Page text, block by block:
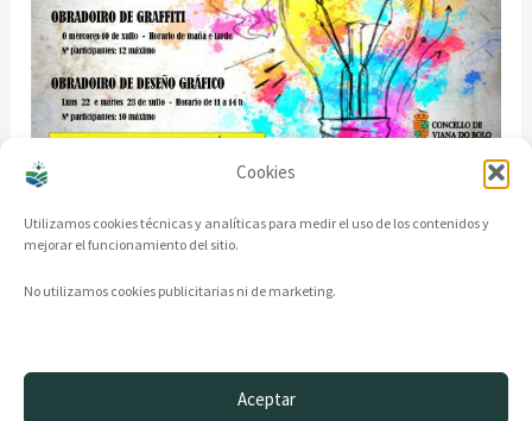
Cookies
Utilizamos cookies técnicas y analíticas para medir el uso de los contenidos y
mejorar el funcionamiento del sitio.
No utilizamos cookies publicitarias ni de marketing.
Aceptar